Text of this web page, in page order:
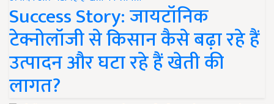
Success Story: जायटॉनिक
टेक्नोलॉजी से किसान कैसे बढ़ा रहे हैं
उत्पादन और घटा रहे हैं खेती की
लागत?